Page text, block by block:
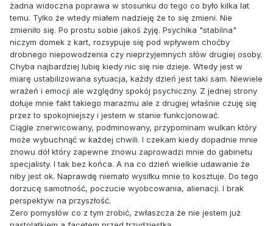
żadna widoczna poprawa w stosunku do tego co było kilka lat
temu. Tylko że wtedy miałem nadzieję że to się zmieni. Nie
zmieniło się. Po prostu sobie jakoś żyję. Psychika "stabilna"
niczym domek z kart, rozsypuje się pod wpływem choćby
drobnego niepowodzenia czy nieprzyjemnych słów drugiej osoby.
Chyba najbardziej lubię kiedy nic się nie dzieje. Wtedy jest w
miarę ustabilizowana sytuacja, każdy dzień jest taki sam. Niewiele
wrażeń i emocji ale względny spokój psychiczny. Z jednej strony
dołuje mnie fakt takiego marazmu ale z drugiej właśnie czuję się
przez to spokojniejszy i jestem w stanie funkcjonować.
Ciągle znerwicowany, podminowany, przypominam wulkan który
może wybuchnąć w każdej chwili. I czekam kiedy dopadnie mnie
znowu dół który zapewne znowu zaprowadzi mnie do gabinetu
specjalisty. I tak bez końca. A na co dzień wielkie udawanie że
niby jest ok. Naprawdę niemało wysiłku mnie to kosztuje. Do tego
dorzucę samotność, poczucie wyobcowania, alienacji. I brak
perspektyw na przyszłość.
Zero pomysłów co z tym zrobić, zwłaszcza że nie jestem już